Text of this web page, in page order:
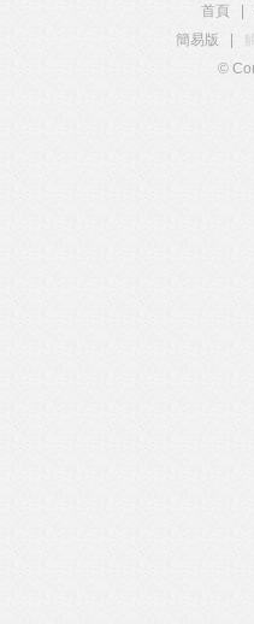
首頁
簡易版
©